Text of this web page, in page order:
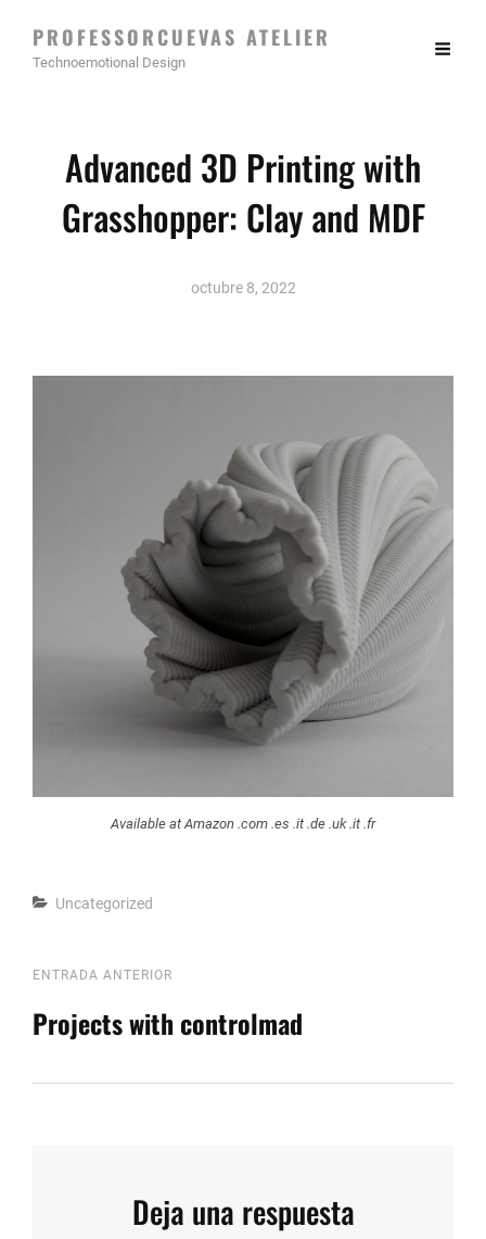
PROFESSORCUEVAS ATELIER
Technoemotional Design
Advanced 3D Printing with
Grasshopper: Clay and MDF
octubre 8, 2022
Available at Amazon .com .es .it .de .uk .it .fr
Categorías
Uncategorized
Navegación
de
entradas
Entrada
anterior
ENTRADA ANTERIOR
Projects with controlmad
Deja una respuesta